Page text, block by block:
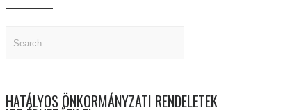
HATÁLYOS ÖNKORMÁNYZATI RENDELETEK